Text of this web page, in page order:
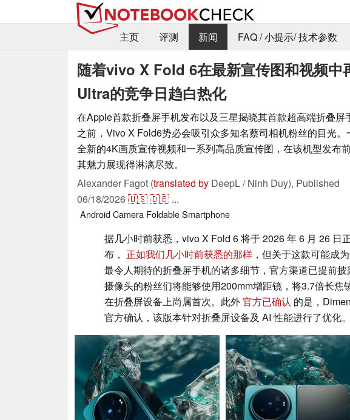
主页
评测 新闻 FAQ / 小提示/ 技术参数
随着vivo X Fold 6在最新宣传图和视频
Ultra的竞争日趋白热化
在Apple首款折叠屏手机发布以及三星揭晓其首款超高端折叠屏
之前，Vivo X Fold6势必会吸引众多知名蔡司相机粉丝的目光。
全新的4K画质宣传视频和一系列高品质宣传图，在该机型发布
其魅力展现得淋漓尽致。
Alexander Fagot (translated by DeepL / Ninh Duy), Published
06/18/2026🇺🇸🇩🇪 ...
AndroidCamera FoldableSmartphone
据几小时前获悉，vivo X Fold 6 将于 2026 年 6 月 26 日
布， 正如我们几小时前获悉的那样 ，但关于这款可能成
最令人期待的折叠屏手机的诸多细节，官方渠道已提前
摄像头的粉丝们将能够使用200mm增距镜，将3.7倍长
在折叠屏设备上尚属首次。此外官方已确认 的是，
官方确认，该版本针对折叠屏设备及 AI 性能进行了优化。